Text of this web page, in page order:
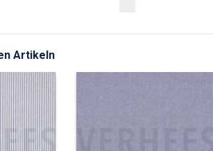
Artikeln